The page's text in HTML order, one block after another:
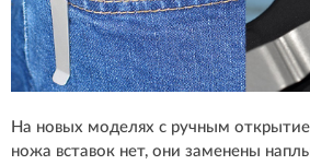
На новых моделях с ручным
ножа вставок нет, они заменены